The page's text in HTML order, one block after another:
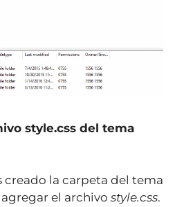
style.css del tema
creado la carpeta del tema
el archivo style.css.